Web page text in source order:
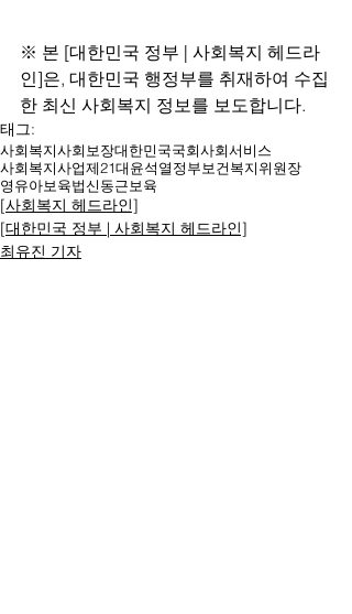
※ 본 [대한민국 정부 | 사회복지 헤드라
인]은, 대한민국 행정부를 취재하여 수집
한 최신 사회복지 정보를 보도합니다.
태그:
사회복지사회보장대한민국국회사회서비스
사회복지사업제21대윤석열정부보건복지위원장
영유아보육법신동근보육
[사회복지 헤드라인]
[대한민국 정부 | 사회복지 헤드라인]
최유진 기자